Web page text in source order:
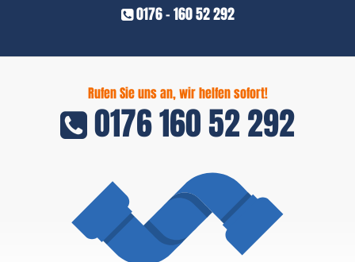
0176 - 160 52 292
Rufen Sie uns an, wir helfen sofort!
0176 160 52 292